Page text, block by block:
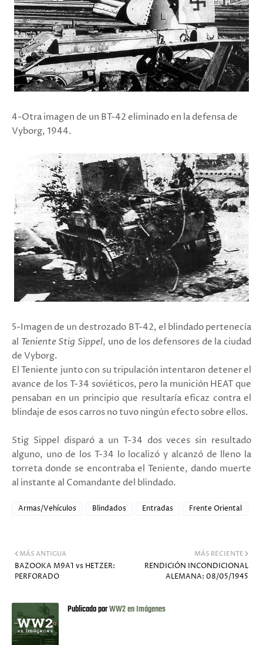
4-Otra imagen de un BT-42 eliminado en la defensa de
Vyborg, 1944.
5-Imagen de un destrozado BT-42, el blindado pertenecía
al Teniente Stig Sippel, uno de los defensores de la ciudad
de Vyborg.
El Teniente junto con su tripulación intentaron detener el
avance de los T-34 soviéticos, pero la munición HEAT que
pensaban en un principio que resultaría eficaz contra el
blindaje de esos carros no tuvo ningún efecto sobre ellos.
Stig Sippel disparó a un T-34 dos veces sin resultado
alguno, uno de los T-34 lo localizó y alcanzó de lleno la
torreta donde se encontraba el Teniente, dando muerte
al instante al Comandante del blindado.
Armas/Vehículos Blindados Entradas Frente Oriental
MÁS RECIENTE
RENDICIÓN INCONDICIONAL
ALEMANA: 08/05/1945
MÁS ANTIGUA
BAZOOKA M9A1 vs HETZER:
PERFORADO
Publicado porWW2 en Imágenes